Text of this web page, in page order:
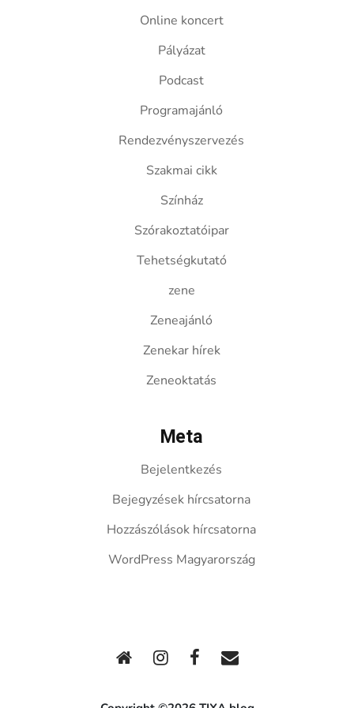
Online koncert
Pályázat
Podcast
Programajánló
Rendezvényszervezés
Szakmai cikk
Színház
Szórakoztatóipar
Tehetségkutató
zene
Zeneajánló
Zenekar hírek
Zeneoktatás
Meta
Bejelentkezés
Bejegyzések hírcsatorna
Hozzászólások hírcsatorna
WordPress Magyarország